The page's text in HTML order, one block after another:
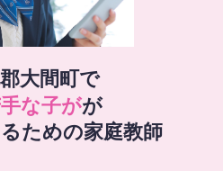
大間町で
な子がが
ための家庭教師